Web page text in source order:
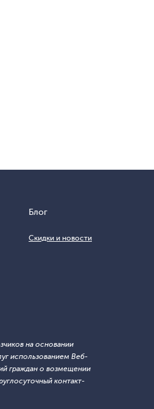
Блог
Скидки и новости
на основании
использованием Веб-
граждан о возмещении
контакт-